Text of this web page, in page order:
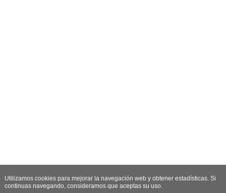
Utilizamos cookies para mejorar la navegación web y obtener estadísticas. Si
continuas navegando, consideramos que aceptas su uso.